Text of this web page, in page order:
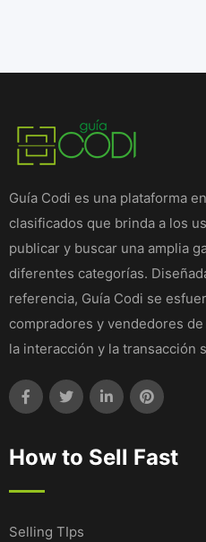
Guía Codi es una plataforma
clasificados que brinda a los
publicar y buscar una amplia
diferentes categorías.
referencia, Guía Codi se
compradores y vendedores
la interacción y la transacción
How to Sell Fast
Selling TIps